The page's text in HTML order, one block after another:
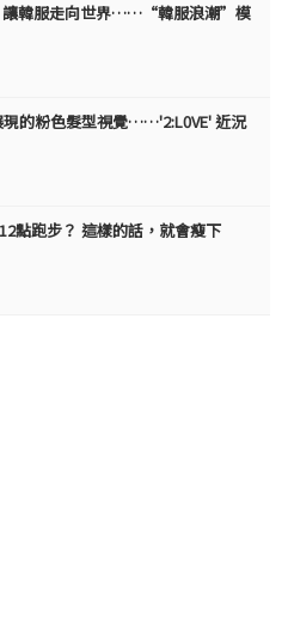
讓韓服走向世界……“韓服浪潮”模
現的粉色髮型視覺……'2:L0VE' 近況
點跑步？ 這樣的話，就會瘦下